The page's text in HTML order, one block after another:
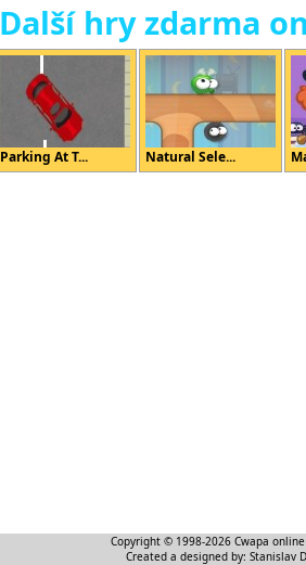
Další hry zdarma
Parking At T... Natural Sele...
Copyright © 1998-2026 Cwapa
Created a designed by: Stanislav